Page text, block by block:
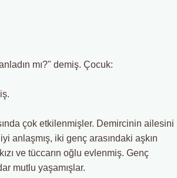
mı?" demiş. Çocuk:
çok etkilenmişler. Demircinin ailesini
anlaşmış, iki genç arasındaki aşkın
ve tüccarın oğlu evlenmiş. Genç
mutlu yaşamışlar.